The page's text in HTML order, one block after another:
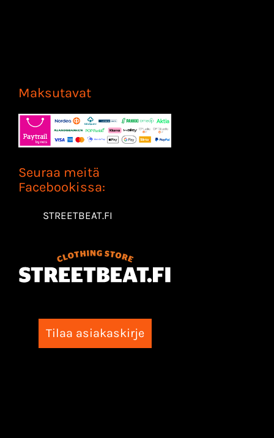
Maksutavat
Seuraa meitä
Facebookissa:
STREETBEAT.FI